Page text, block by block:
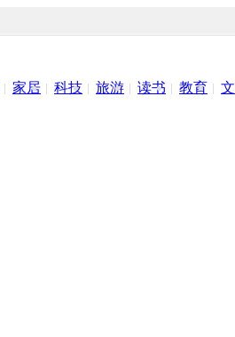
家居 科技 旅游 读书 教育